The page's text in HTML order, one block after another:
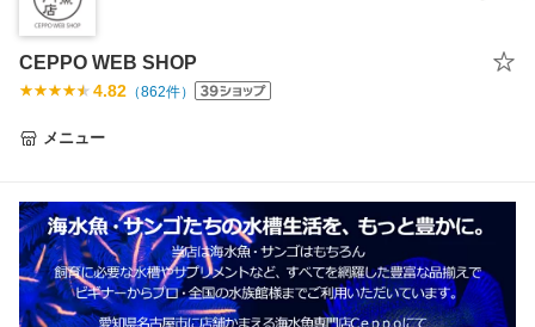
CEPPO WEB SHOP
4.82 （862件）
メニュー